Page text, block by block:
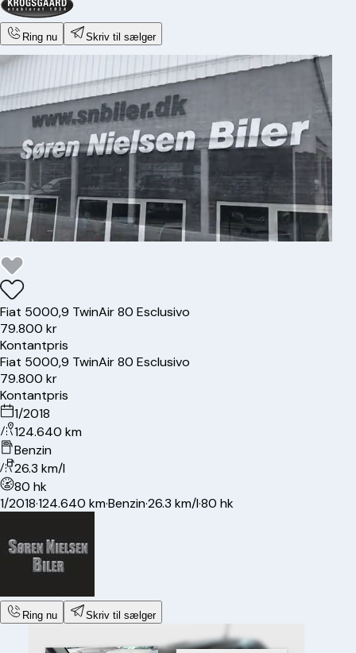
Ring nu Skriv til sælger
Fiat 5000,9 TwinAir 80 Esclusivo
79.800 kr
Kontantpris
Fiat 5000,9 TwinAir 80 Esclusivo
79.800 kr
Kontantpris
1/2018
124.640 km
Benzin
26.3 km/l
80 hk
1/2018·124.640 km·Benzin·26.3 km/l·80 hk
Ring nu Skriv til sælger